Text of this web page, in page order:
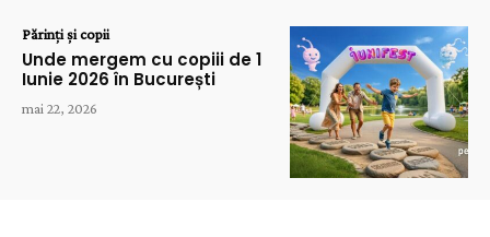
Părinți și copii
Unde mergem cu copiii de 1
Iunie 2026 în București
mai 22, 2026